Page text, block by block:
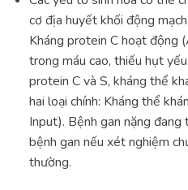
cơ địa huyết khối động
Kháng protein C hoạt động
trong máu cao, thiếu hụt
protein C và S, kháng thể
hai loại chính: Kháng thể
Input). Bệnh gan nặng
bệnh gan nếu xét nghiệm
thường.